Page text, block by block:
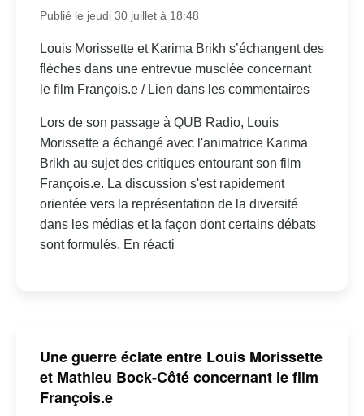
Publié le jeudi 30 juillet à 18:48
Louis Morissette et Karima Brikh s’échangent des
flèches dans une entrevue musclée concernant
le film François.e / Lien dans les commentaires
Lors de son passage à QUB Radio, Louis
Morissette a échangé avec l'animatrice Karima
Brikh au sujet des critiques entourant son film
François.e. La discussion s'est rapidement
orientée vers la représentation de la diversité
dans les médias et la façon dont certains débats
sont formulés. En réacti
Une guerre éclate entre Louis Morissette
et Mathieu Bock-Côté concernant le film
François.e